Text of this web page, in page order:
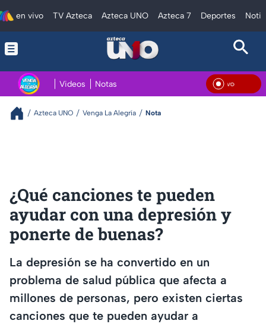
en vivo TV Azteca Azteca UNO Azteca 7 Deportes
Videos Notas En
Azteca UNO Venga La Alegría Nota
¿Qué canciones te pueden
ayudar con una depresión y
ponerte de buenas?
La depresión se ha convertido en un
problema de salud pública que afecta a
millones de personas, pero existen ciertas
canciones que te pueden ayudar a